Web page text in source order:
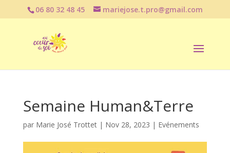
06 80 32 48 45 mariejose.t.pro@gmail.com
Semaine Human&Terre
par Marie José Trottet| Nov 28, 2023 | Evénements